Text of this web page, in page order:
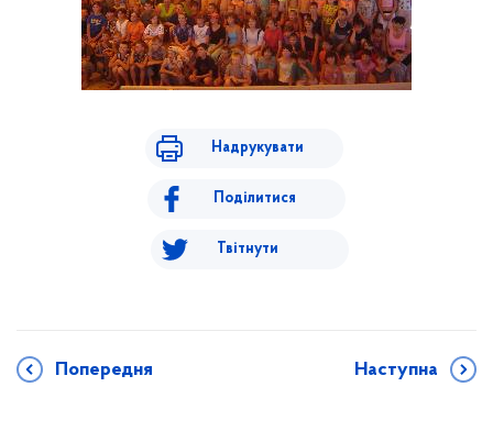
Надрукувати
Поділитися
Твітнути
Попередня Наступна